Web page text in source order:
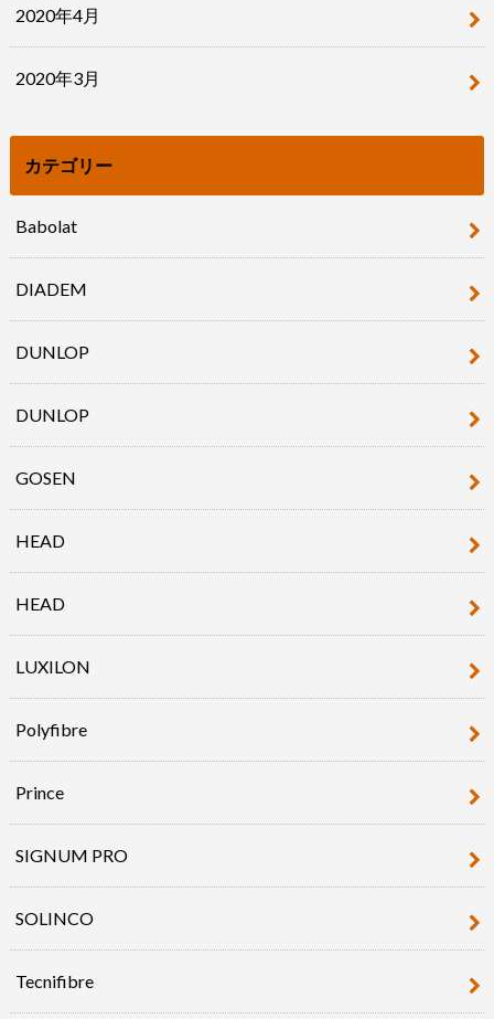
2020年4月
2020年3月
カテゴリー
Babolat
DIADEM
DUNLOP
DUNLOP
GOSEN
HEAD
HEAD
LUXILON
Polyfibre
Prince
SIGNUM PRO
SOLINCO
Tecnifibre